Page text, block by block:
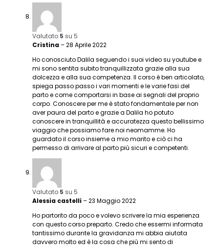
Valutato 5 su 5
Cristina–28 Aprile 2022
Ho conosciuto Dalila seguendo i suoi video su youtube e
mi sono sentita subito tranquillizzata grazie alla sua
dolcezza e alla sua competenza. Il corso è ben articolato,
spiega passo passo i vari momenti e le varie fasi del
parto e come comportarsi in base ai segnali del proprio
corpo. Conoscere per me è stato fondamentale per non
aver paura del parto e grazie a Dalila ho potuto
conoscere in tranquillità e accuratezza questo bellissimo
viaggio che possiamo fare noi neomamme. Ho
guardato il corso insieme a mio marito e ciò ci ha
permesso di arrivare al parto più sicuri e competenti.
Valutato 5 su 5
Alessia castelli–23 Maggio 2022
Ho partorito da poco e volevo scrivere la mia esperienza
con questo corso preparto. Credo che essermi informata
tantissimo durante la gravidanza mi abbia aiutata
davvero molto ed è la cosa che più mi sento di